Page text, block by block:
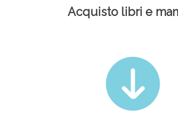
Acquisto libri e